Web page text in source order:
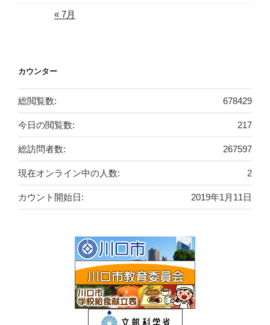
« 7月
カウンター
678429
総閲覧数:
217
今日の閲覧数:
267597
総訪問者数:
2
現在オンライン中の人数:
2019年1月11日
カウント開始日: